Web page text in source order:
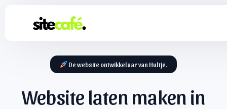
De website ontwikkelaar van Hultje.
Website laten maken in